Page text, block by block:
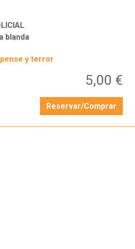
blanda
y terror
5,00 €
Reservar/Comprar